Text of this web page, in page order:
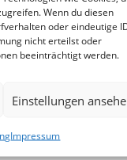
Wenn du diesen
oder eindeutige
nicht erteilst oder
beeinträchtigt werden.
Einstellungen
Impressum